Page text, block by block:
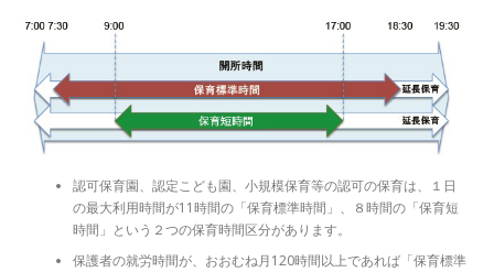
認可保育園、認定こども園、小規模保育等の認可の保育は、１日
の最大利用時間が11時間の「保育標準時間」、８時間の「保育短
時間」という２つの保育時間区分があります。
保護者の就労時間が、おおむね月120時間以上であれば「保育標準